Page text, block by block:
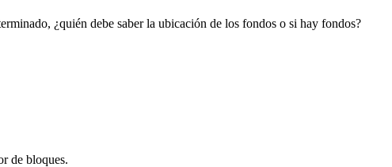
¿quién debe saber la ubicación de los fondos o si hay fondos?
de bloques.